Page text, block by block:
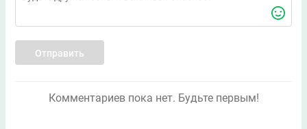
Отправить
Комментариев пока нет. Будьте первым!